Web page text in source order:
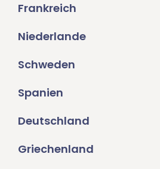
Frankreich
Niederlande
Schweden
Spanien
Deutschland
Griechenland